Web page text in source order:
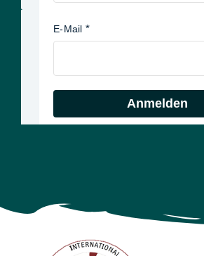
E-Mail
Anmelden